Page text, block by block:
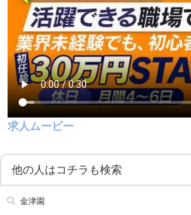
無料駐車場あり
食事補助あり
こだわり
未経験可
中･高齢者歓迎
大学生歓迎
即日勤務可
求人ムービー
他の人はコチラも検索
金津園